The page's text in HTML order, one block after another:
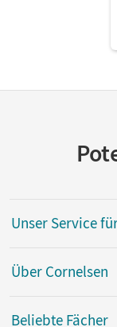
Unser Service
Über Cornelsen
Beliebte Fächer